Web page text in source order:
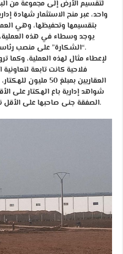
لتقسيم الأرض إلى مجموعة من
واحد، عبر منح الاستثمار شهادة
بتقسيمها وتحفيظها، وهي
يوجد وسطاء في هذه
“الشكارة” على منصب رئاسة جماعة تعرف دينامية عقارية.
لإعطاء مثال لهذه العملية، وكما
فلاحية كانت تابعة لتعاونية
العقاريين بمبلغ 50
الصفقة جنى صاحبها على الأقل نصف مليار، زاده الله من فضله.